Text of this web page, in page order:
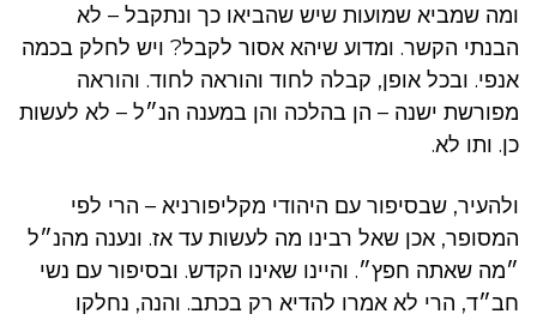
ומה שמביא שמועות שיש שהביאו כך ונתקבל – לא
הבנתי הקשר. ומדוע שיהא אסור לקבל? ויש לחלק בכמה
אנפי. ובכל אופן, קבלה לחוד והוראה לחוד. והוראה
מפורשת ישנה – הן בהלכה והן במענה הנ״ל – לא לעשות
כן. ותו לא.
ולהעיר, שבסיפור עם היהודי מקליפורניא – הרי לפי
המסופר, אכן שאל רבינו מה לעשות עד אז. ונענה מהנ״ל
״מה שאתה חפץ״. והיינו שאינו הקדש. ובסיפור עם נשי
חב״ד, הרי לא אמרו להדיא רק בכתב. והנה, נחלקו